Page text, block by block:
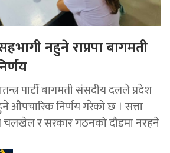
नहुने राप्रपा बागमती
पार्टी बागमती संसदीय दलले प्रदेश
औपचारिक निर्णय गरेको छ । सत्ता
र सरकार गठनको दौडमा नरहने